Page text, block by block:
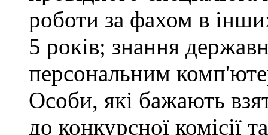
роботи за фахом в
5 років; знання
персональним
Особи, які бажають
до конкурсної комісії